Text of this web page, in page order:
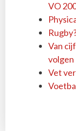
VO
Van
volgen
Vet